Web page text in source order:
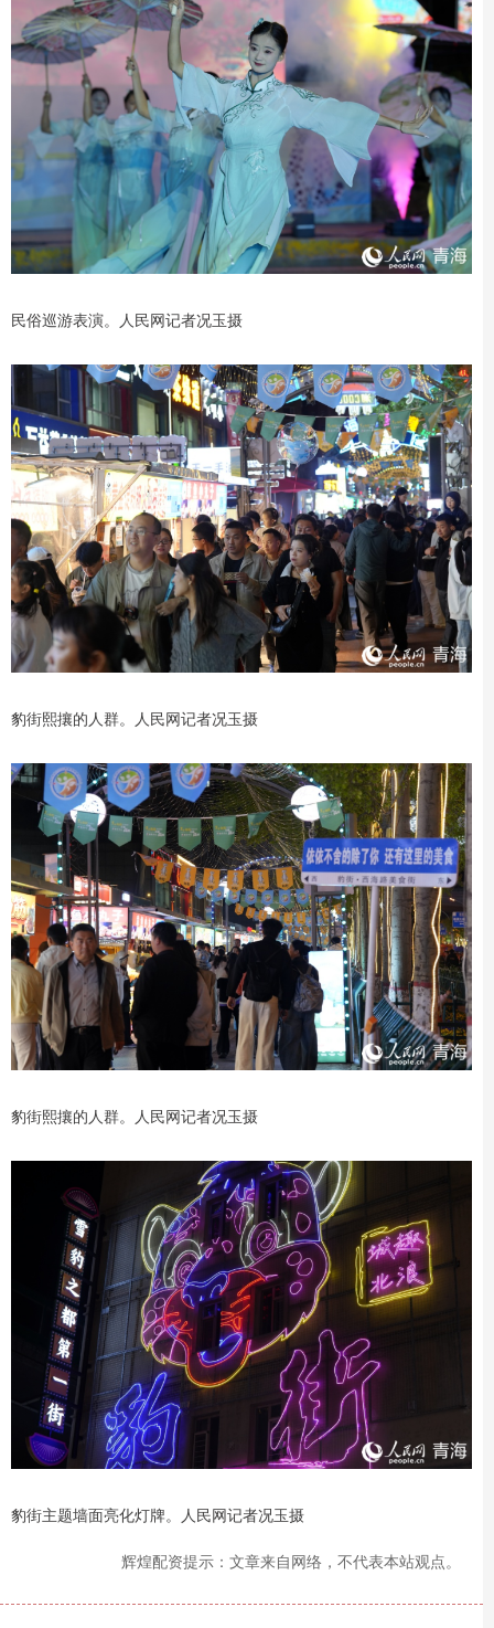
民俗巡游表演。人民网记者况玉摄
豹街熙攘的人群。人民网记者况玉摄
豹街熙攘的人群。人民网记者况玉摄
豹街主题墙面亮化灯牌。人民网记者况玉摄
辉煌配资提示：文章来自网络，不代表本站观点。